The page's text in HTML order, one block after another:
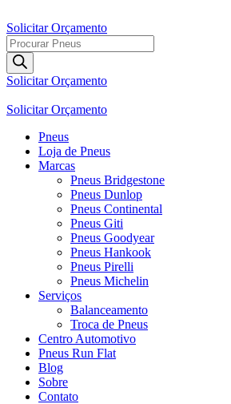
para
o
conteúdo
Solicitar Orçamento
Pesquisar
produtos
Solicitar Orçamento
Solicitar Orçamento
Pneus
Loja de Pneus
Marcas
Pneus Bridgestone
Pneus Dunlop
Pneus Continental
Pneus Giti
Pneus Goodyear
Pneus Hankook
Pneus Pirelli
Pneus Michelin
Serviços
Balanceamento
Troca de Pneus
Centro Automotivo
Pneus Run Flat
Blog
Sobre
Contato